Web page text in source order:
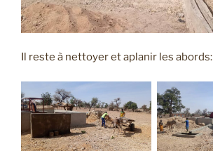
Il reste à nettoyer et aplanir les abords: